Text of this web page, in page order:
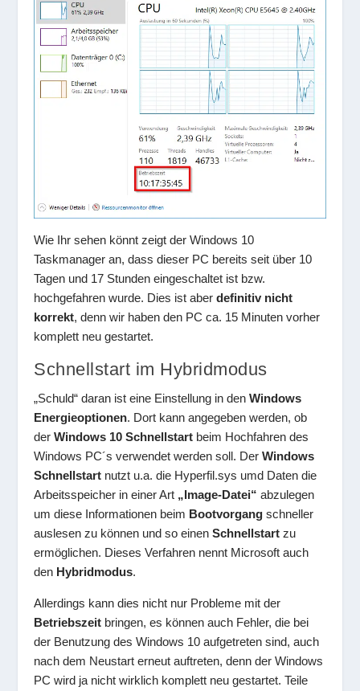
Wie Ihr sehen könnt zeigt der Windows 10
Taskmanager an, dass dieser PC bereits seit über 10
Tagen und 17 Stunden eingeschaltet ist bzw.
hochgefahren wurde. Dies ist aberdefinitiv nicht
korrekt, denn wir haben den PC ca. 15 Minuten vorher
komplett neu gestartet.
Schnellstart im Hybridmodus
„Schuld“ daran ist eine Einstellung in denWindows
Energieoptionen. Dort kann angegeben werden, ob
derWindows 10 Schnellstart beim Hochfahren des
Windows PC´s verwendet werden soll. DerWindows
Schnellstart nutzt u.a. die Hyperfil.sys umd Daten die
Arbeitsspeicher in einer Art „Image-Datei“ abzulegen
um diese Informationen beim Bootvorgang schneller
auslesen zu können und so einenSchnellstart zu
ermöglichen. Dieses Verfahren nennt Microsoft auch
den Hybridmodus.
Allerdings kann dies nicht nur Probleme mit der
Betriebszeit bringen, es können auch Fehler, die bei
der Benutzung des Windows 10 aufgetreten sind, auch
nach dem Neustart erneut auftreten, denn der Windows
PC wird ja nicht wirklich komplett neu gestartet. Teile